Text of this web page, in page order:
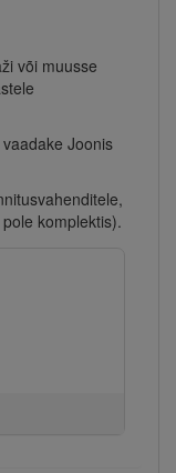
või muusse
Joonis
komplektis).